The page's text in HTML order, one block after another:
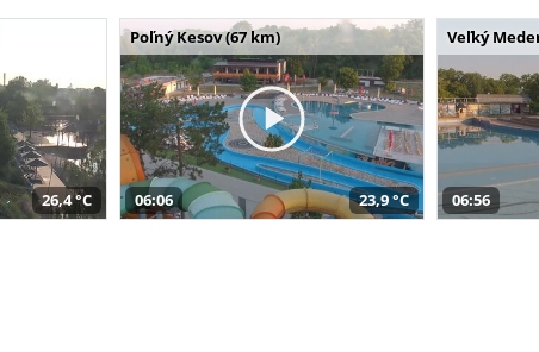
26,4 °C
Poľný Kesov (67 km)
06:06 23,9 °C
Veľký
06:56